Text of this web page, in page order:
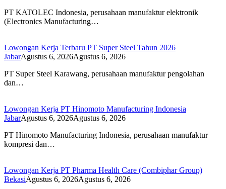
PT KATOLEC Indonesia, perusahaan manufaktur elektronik
(Electronics Manufacturing…
Lowongan Kerja Terbaru PT Super Steel Tahun 2026
JabarAgustus 6, 2026Agustus 6, 2026
PT Super Steel Karawang, perusahaan manufaktur pengolahan
dan…
Lowongan Kerja PT Hinomoto Manufacturing Indonesia
JabarAgustus 6, 2026Agustus 6, 2026
PT Hinomoto Manufacturing Indonesia, perusahaan manufaktur
kompresi dan…
Lowongan Kerja PT Pharma Health Care (Combiphar Group)
BekasiAgustus 6, 2026Agustus 6, 2026